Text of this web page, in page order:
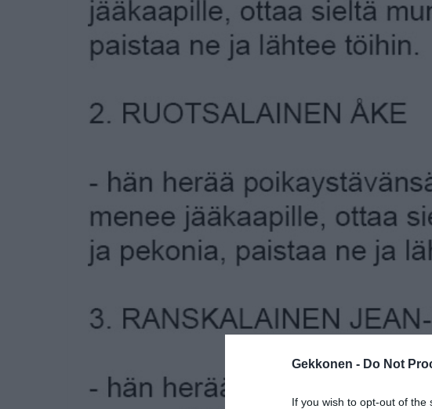
Gekkonen - Do Not
If you wish to opt-out of